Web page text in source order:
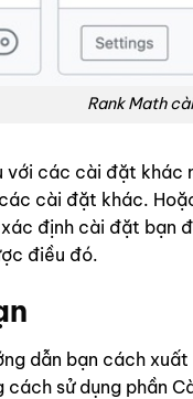
Rank Math
với các cài đặt
cài đặt khác.
định cài đặt
điều đó.
dẫn bạn cách
sử dụng phần